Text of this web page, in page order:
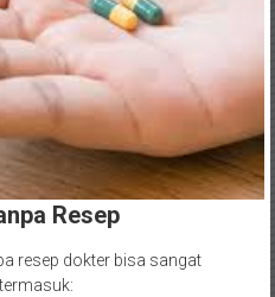
Resep
resep dokter bisa sangat